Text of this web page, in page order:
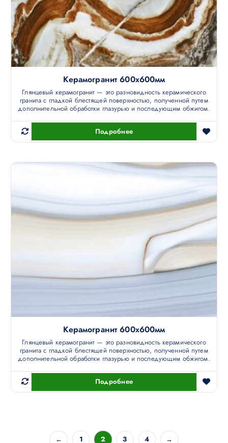
Керамогранит 600х600мм
Глянцевый керамогранит — это разновидность керамического
гранита с гладкой блестящей поверхностью, полученной путем
дополнительной обработки глазурью и последующим обжигом.
Подробнее
Керамогранит 600х600мм
Глянцевый керамогранит — это разновидность керамического
гранита с гладкой блестящей поверхностью, полученной путем
дополнительной обработки глазурью и последующим обжигом.
Подробнее
← 1 2 3 4 →